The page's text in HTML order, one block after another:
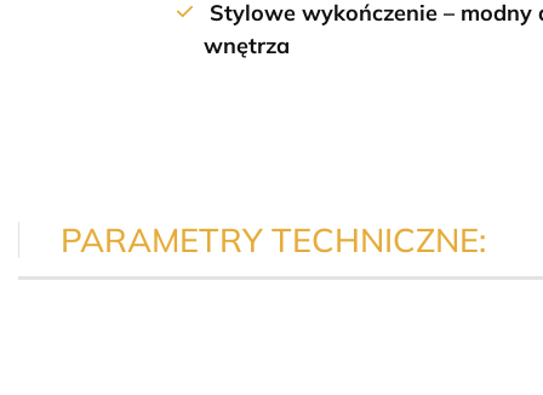
Stylowe wykończenie – modny
wnętrza
PARAMETRY TECHNICZNE: